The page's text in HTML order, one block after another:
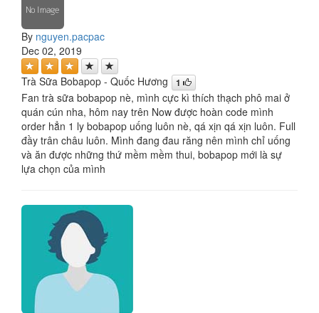
By nguyen.pacpac
Dec 02, 2019
Trà Sữa Bobapop - Quốc Hương 1
Fan trà sữa bobapop nè, mình cực kì thích thạch phô mai ở
quán cún nha, hôm nay trên Now được hoàn code mình
order hẳn 1 ly bobapop uống luôn nè, qá xịn qá xịn luôn. Full
đầy trân châu luôn. Mình đang đau răng nên mình chỉ uống
và ăn được những thứ mềm mềm thui, bobapop mới là sự
lựa chọn của mình